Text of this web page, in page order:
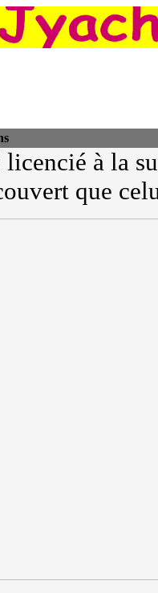
à la
que